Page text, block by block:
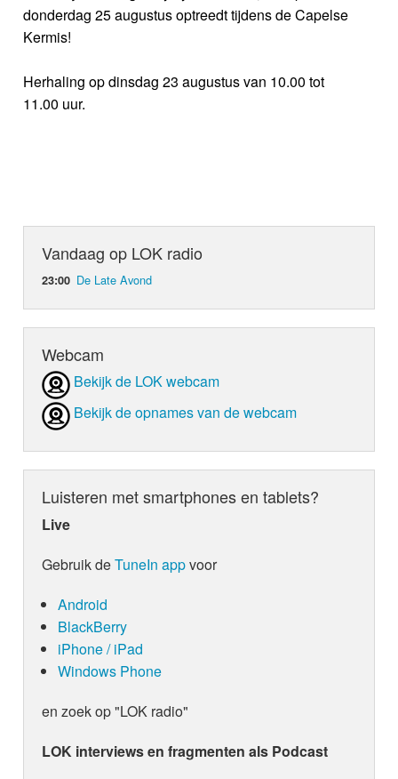
donderdag 25 augustus optreedt tijdens de Capelse
Kermis!
Herhaling op dinsdag 23 augustus van 10.00 tot
11.00 uur.
Vandaag op LOK radio
23:00 De Late Avond
Webcam
Bekijk de LOK webcam
Bekijk de opnames van de webcam
Luisteren met smartphones en tablets?
Live
Gebruik deTuneIn appvoor
Android
BlackBerry
iPhone / iPad
Windows Phone
en zoek op "LOK radio"
LOK interviews en fragmenten als Podcast